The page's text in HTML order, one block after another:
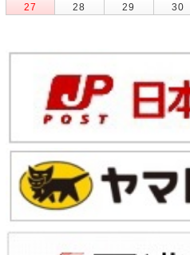
27
28 29
30